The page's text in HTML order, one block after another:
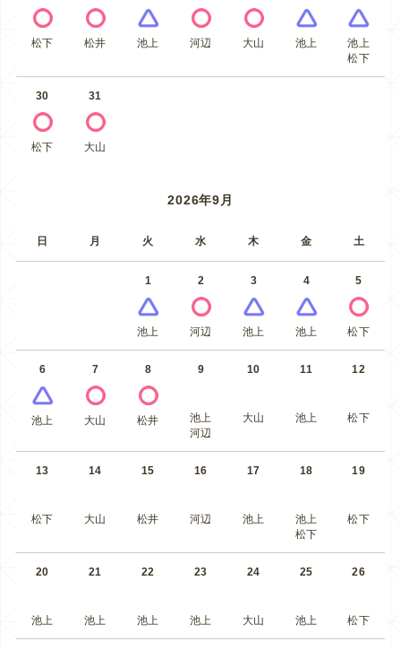
松下 松井 池上 河辺 大山 池上
池上
松下
30
松下
31
大山
2026年9月
日 月 火 水 木 金 土
1
池上
2
河辺
3
池上
4
池上
5
松下
6
池上
7
大山
8
松井
9
池上
河辺
10
大山
11
池上
12
松下
13
松下
14
大山
15
松井
16
河辺
17
池上
18
池上
松下
19
松下
20
池上
21
池上
22
池上
23
池上
24
大山
25
池上
26
松下